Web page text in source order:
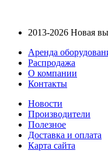
2013-2026 Новая
Аренда
Распродажа
О компании
Контакты
Новости
Производители
Полезное
Доставка и оплата
Карта сайта